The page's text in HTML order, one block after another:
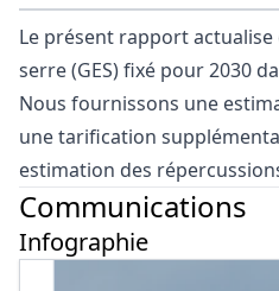
Le présent rapport
serre (GES) fixé pour 2030
Nous fournissons une
une tarification
estimation des
Communications
Infographie